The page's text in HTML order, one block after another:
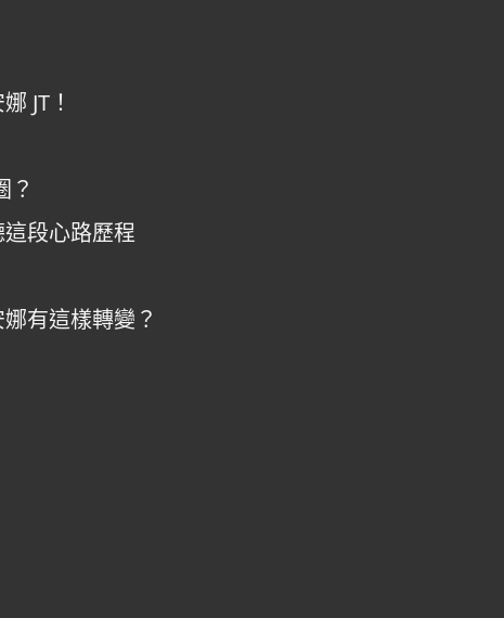
JT！
？
段心路歷程
有這樣轉變？